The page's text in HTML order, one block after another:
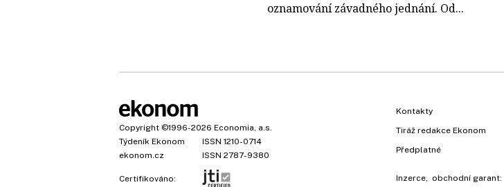
oznamování závadného jednání. Od...
Copyright ©1996-2026 Economia, a.s.
Týdeník Ekonom
ISSN 1210-0714
ekonom.cz
ISSN 2787-9380
Certifikováno:
Kontakty
Tiráž redakce Ekonom
Předplatné
Inzerce , obchodní garant: